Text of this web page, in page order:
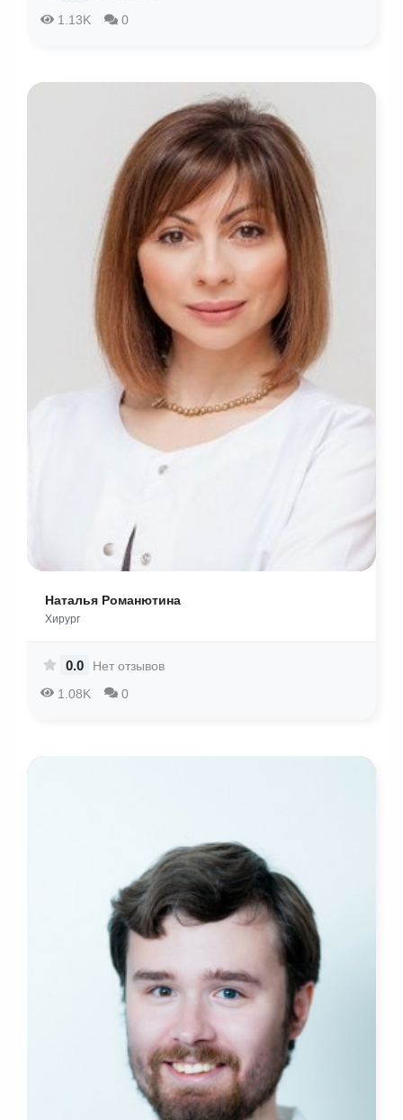
1.13K 0
Наталья Романютина
Хирург
1.08K 0
0.0 Нет отзывов